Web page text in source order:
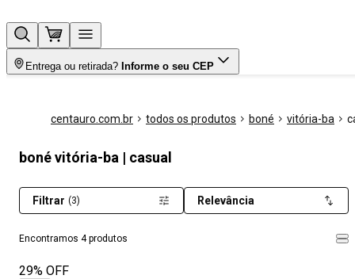
Entrega ou retirada? Informe o seu CEP
centauro.com.br todos os produtos boné vitória-ba
boné vitória-ba | casual
Encontramos 4 produtos
Filtrar (3) Relevância
29% OFF